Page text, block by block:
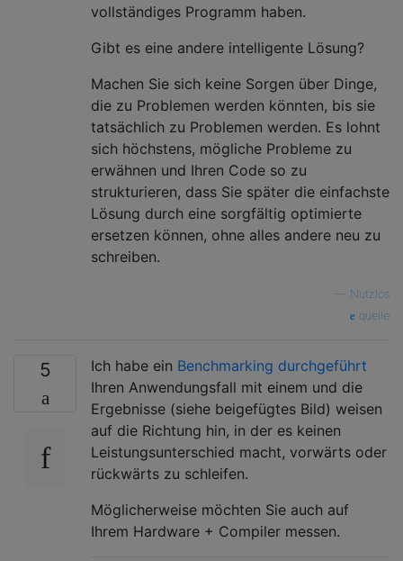
vollständiges Programm haben.
Gibt es eine andere intelligente Lösung?
Machen Sie sich keine Sorgen über Dinge,
die zu Problemen werden könnten, bis sie
tatsächlich zu Problemen werden. Es lohnt
sich höchstens, mögliche Probleme zu
erwähnen und Ihren Code so zu
strukturieren, dass Sie später die einfachste
Lösung durch eine sorgfältig optimierte
ersetzen können, ohne alles andere neu zu
schreiben.
Nutzlos
quelle
5 Ich habe ein Benchmarking durchgeführt
Ihren Anwendungsfall mit einem und die
Ergebnisse (siehe beigefügtes Bild) weisen
auf die Richtung hin, in der es keinen
Leistungsunterschied macht, vorwärts oder
rückwärts zu schleifen.
Möglicherweise möchten Sie auch auf
Ihrem Hardware + Compiler messen.